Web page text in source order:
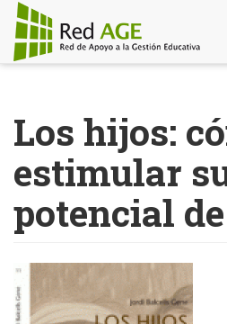
contenido
principal
Los hijos:
estimular
potencial